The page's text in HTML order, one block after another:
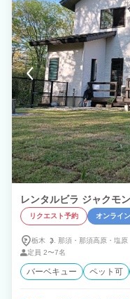
フィンランドの森（3分） 那須り
（30分） ご予約お待ち申し上げ
レンタルビラ ジャクモ
リクエスト予約 オンライ
栃木 那須・ 那須高原・ 塩原
定員 2〜7名
バーベキュー ペット可